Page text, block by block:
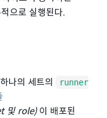
으로 실행된다.
나의 세트의
runner
및 role)이 배포된